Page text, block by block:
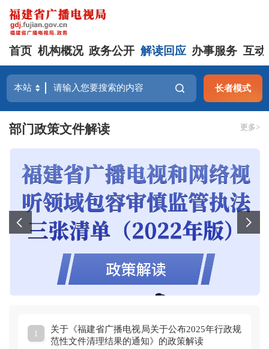
首页 机构概况 政务公开 解读回应 办事服务 互动
长者模式
部门政策文件解读 更多>
1
关于《福建省广播电视局关于公布2025年行政规
范性文件清理结果的通知》的政策解读